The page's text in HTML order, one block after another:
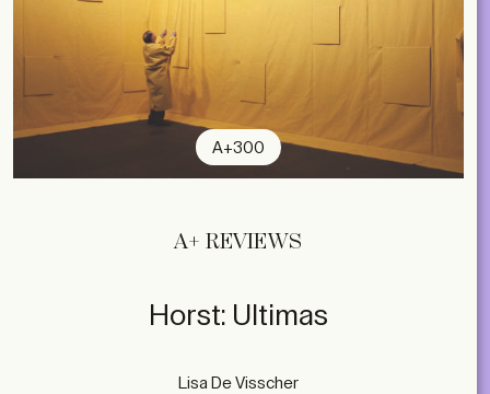
A+300
A+ REVIEWS
Horst: Ultimas
Lisa De Visscher